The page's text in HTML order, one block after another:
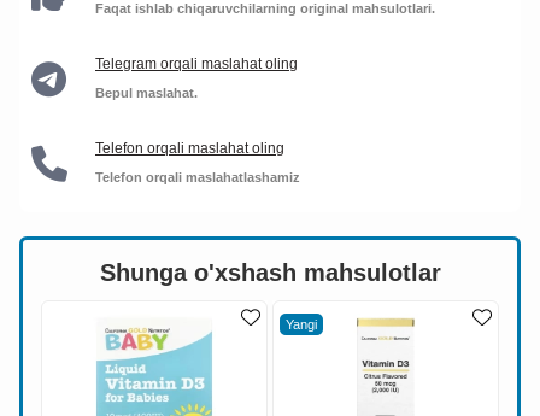
Faqat ishlab chiqaruvchilarning original mahsulotlari.
Telegram orqali maslahat oling
Bepul maslahat.
Telefon orqali maslahat oling
Telefon orqali maslahatlashamiz
Shunga o'xshash mahsulotlar
Yangi